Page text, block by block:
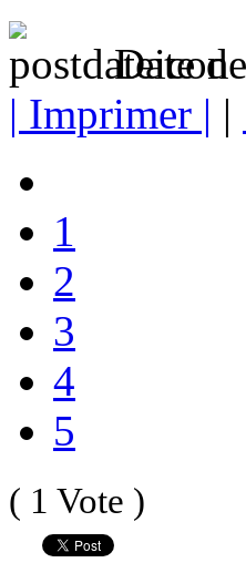
Date
| Imprimer | |
1
2
3
4
5
( 1 Vote )